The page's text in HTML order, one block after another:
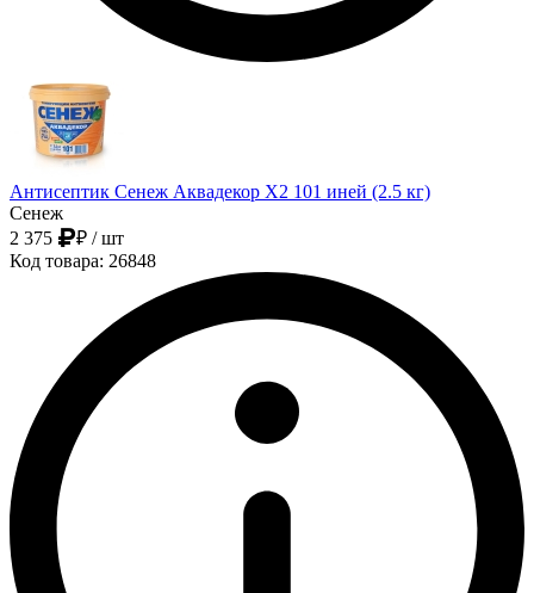
Антисептик Сенеж Аквадекор Х2 101 иней (2.5 кг)
Сенеж
2 375
₽ / шт
Код товара: 26848